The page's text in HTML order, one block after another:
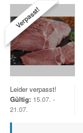
Verpasst!
Leider verpasst!
Gültig: 15.07. -
21.07.